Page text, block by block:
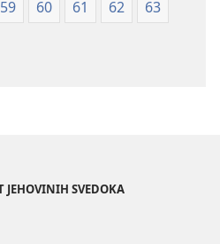
59 60 61 62
63
JEHOVINIH SVEDOKA